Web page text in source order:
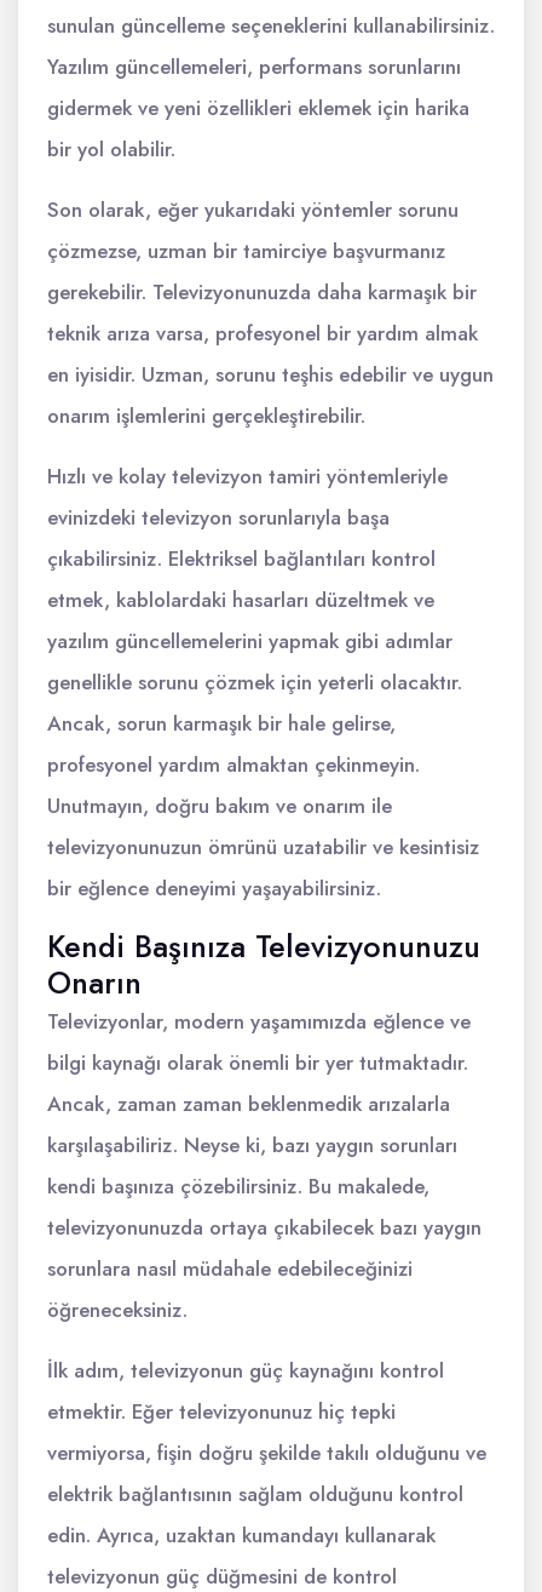
sunulan güncelleme seçeneklerini kullanabilirsiniz.
Yazılım güncellemeleri, performans sorunlarını
gidermek ve yeni özellikleri eklemek için harika
bir yol olabilir.
Son olarak, eğer yukarıdaki yöntemler sorunu
çözmezse, uzman bir tamirciye başvurmanız
gerekebilir. Televizyonunuzda daha karmaşık bir
teknik arıza varsa, profesyonel bir yardım almak
en iyisidir. Uzman, sorunu teşhis edebilir ve uygun
onarım işlemlerini gerçekleştirebilir.
Hızlı ve kolay televizyon tamiri yöntemleriyle
evinizdeki televizyon sorunlarıyla başa
çıkabilirsiniz. Elektriksel bağlantıları kontrol
etmek, kablolardaki hasarları düzeltmek ve
yazılım güncellemelerini yapmak gibi adımlar
genellikle sorunu çözmek için yeterli olacaktır.
Ancak, sorun karmaşık bir hale gelirse,
profesyonel yardım almaktan çekinmeyin.
Unutmayın, doğru bakım ve onarım ile
televizyonunuzun ömrünü uzatabilir ve kesintisiz
bir eğlence deneyimi yaşayabilirsiniz.
Kendi Başınıza Televizyonunuzu
Onarın
Televizyonlar, modern yaşamımızda eğlence ve
bilgi kaynağı olarak önemli bir yer tutmaktadır.
Ancak, zaman zaman beklenmedik arızalarla
karşılaşabiliriz. Neyse ki, bazı yaygın sorunları
kendi başınıza çözebilirsiniz. Bu makalede,
televizyonunuzda ortaya çıkabilecek bazı yaygın
sorunlara nasıl müdahale edebileceğinizi
öğreneceksiniz.
İlk adım, televizyonun güç kaynağını kontrol
etmektir. Eğer televizyonunuz hiç tepki
vermiyorsa, fişin doğru şekilde takılı olduğunu ve
elektrik bağlantısının sağlam olduğunu kontrol
edin. Ayrıca, uzaktan kumandayı kullanarak
televizyonun güç düğmesini de kontrol